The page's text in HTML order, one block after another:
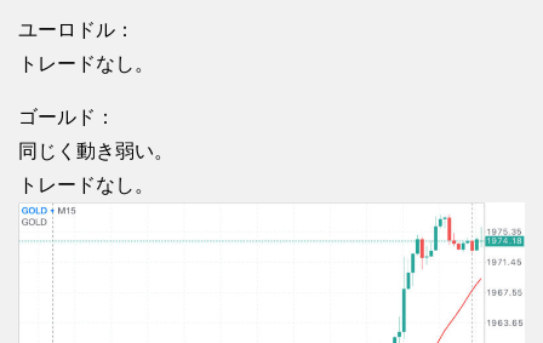
ユーロドル：
トレードなし。
ゴールド：
同じく動き弱い。
トレードなし。